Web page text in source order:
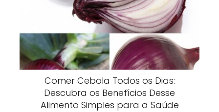
Comer Cebola Todos os Dias:
Descubra os Benefícios Desse
Alimento Simples para a Saúde